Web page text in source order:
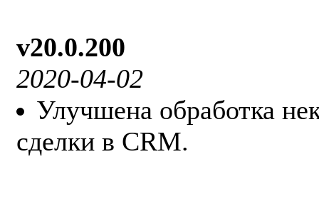
v20.0.200
2020-04-02
Улучшена обработка
сделки в CRM.